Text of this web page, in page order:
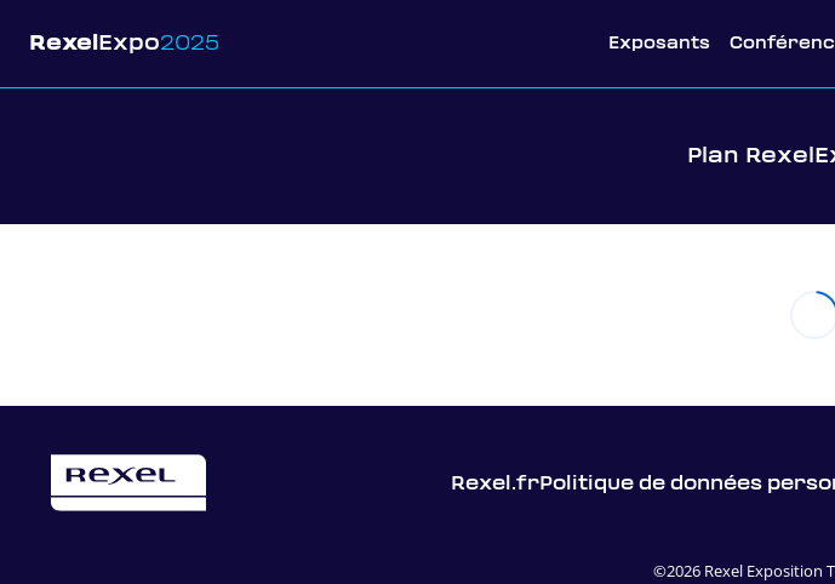
Rexel Expo2025 Exposants
Plan
Rexel.frPolitique de données
©2026 Rexel Exposition